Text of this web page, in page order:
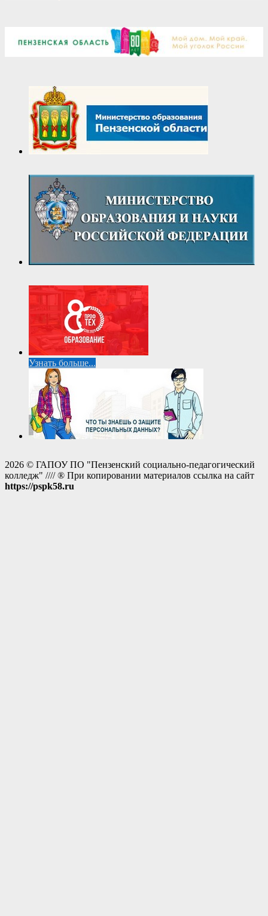
Узнать больше...
2026 © ГАПОУ ПО "Пензенский социально-педагогический
колледж" //// ® При копировании материалов ссылка на сайт
https://pspk58.ru